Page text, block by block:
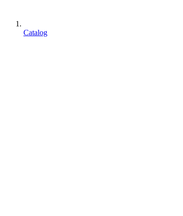
Catalog